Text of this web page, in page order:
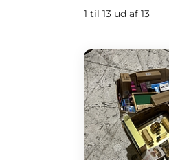
1 til 13 ud af 13